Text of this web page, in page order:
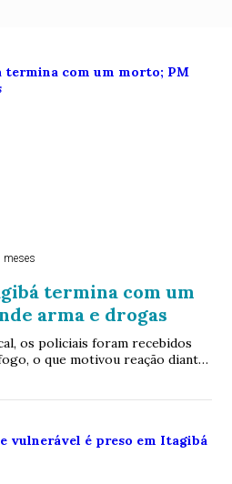
meses
termina com um
arma e drogas
os policiais foram recebidos
o que motivou reação diante